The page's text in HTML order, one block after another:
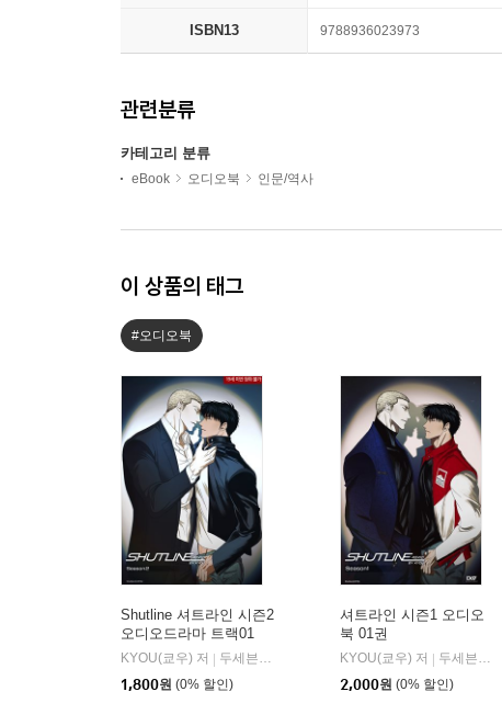
ISBN13 9788936023973
관련분류
카테고리 분류
eBook 오디오북 인문/역사
이 상품의 태그
#오디오북
Shutline 셔트라인 시즌2
오디오드라마 트랙01
KYOU(쿄우) 저 | 두세븐 엔터테인먼트
1,800원 (0% 할인)
셔트라인 시즌1 오디오
북 01권
KYOU(쿄우) 저 | 두세븐 엔터테인먼트
2,000원 (0% 할인)